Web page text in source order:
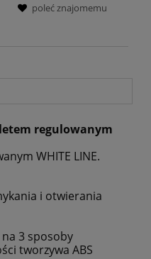
poleć znajomemu
regulowanym
WHITE LINE.
i otwierania
3 sposoby
tworzywa ABS